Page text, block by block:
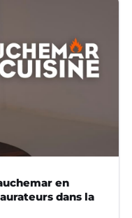
en
dans la